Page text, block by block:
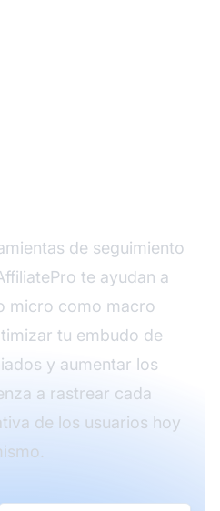
de seguimiento
te ayudan a
micro como macro
tu embudo de
y aumentar los
a rastrear cada
de los usuarios hoy